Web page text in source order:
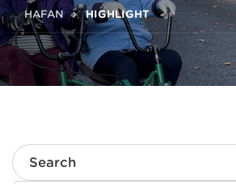
HAFAN HIGHLIGHT
Search